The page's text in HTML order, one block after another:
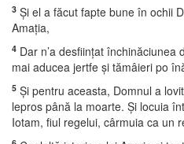
3 Şi el a făcut fapte bune în ochii
Amaţia,
4 Dar n’a desfiinţat
mai aducea jertfe şi tămâieri po
5 Şi pentru aceasta, Domnul a
lepros până la moarte. Şi locuia
Iotam, fiul regelui, cârmuia ca un